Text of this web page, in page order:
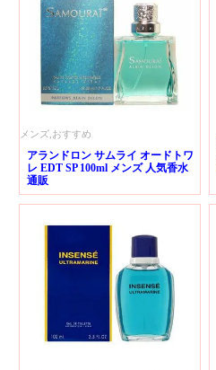
メンズ,おすすめ
アランドロン サムライ オードトワ
レ EDT SP 100ml メンズ 人気香水
通販